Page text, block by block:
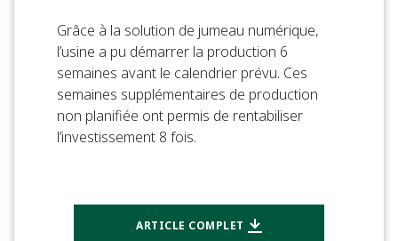
Grâce à la solution de jumeau numérique,
l’usine a pu démarrer la production 6
semaines avant le calendrier prévu. Ces
semaines supplémentaires de production
non planifiée ont permis de rentabiliser
l’investissement 8 fois.
ARTICLE COMPLET